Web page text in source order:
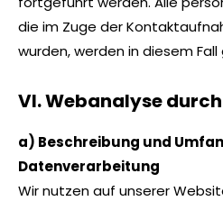
die im Zuge der
wurden, werden in diesem
VI. Webanalyse
a) Beschreibung und
Datenverarbeitung
Wir nutzen auf unserer